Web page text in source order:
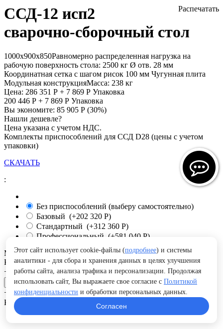
Распечатать
ССД-12 исп2
сварочно-сборочный стол
1000х900х850Равномерно распределенная нагрузка на
рабочую поверхность стола: 2500 кг Ø отв. 28 мм
Координатная сетка с шагом рисок 100 мм Чугунная плита
Модульная конструкцияМасса: 238 кг
Цена: 286 351 Р + 7 869 Р Упаковка
200 446 Р + 7 869 Р Упаковка
Вы экономите: 85 905 Р (30%)
Нашли дешевле?
Цена указана с учетом НДС.
Комплекты приспособлений для ССД D28 (цены с учетом
упаковки)
СКАЧАТЬ
:
Без приспособлений (выберу самостоятельно)
Базовый (+202 320 Р)
Стандартный (+312 360 Р)
Профессиональный (+581 040 Р)
МОДЕЛЬ: ССД-12 исп.2
Кол-во:
+
−
В корзину
+
−
Купить в 1 клик
Сравнить
Этот сайт использует cookie-файлы (подробнее) и системы
аналитики - для сбора и хранения данных в целях улучшения
работы сайта, анализа трафика и персонализации. Продолжая
использовать сайт, Вы выражаете свое согласие с Политикой
конфиденциальности и обработки персональных данных.
Согласен